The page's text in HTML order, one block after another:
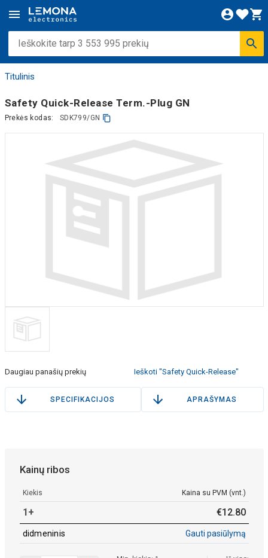
Titulinis
Safety Quick-Release Term.-Plug GN
Prekės kodas: SDK799/GN
Daugiau panašių prekių Ieškoti "Safety Quick-Release"
SPECIFIKACIJOS APRAŠYMAS
Kainų ribos
Kiekis Kaina su PVM (vnt.)
1+ €12.80
didmeninis Gauti pasiūlymą